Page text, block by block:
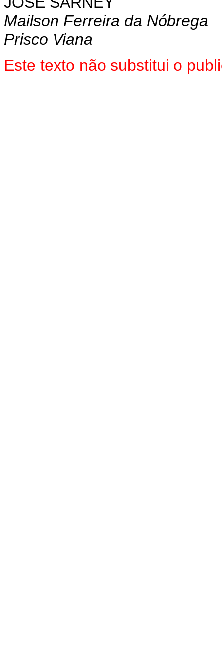
Mailson Ferreira da Nóbrega
Prisco Viana
Este texto não substitui o